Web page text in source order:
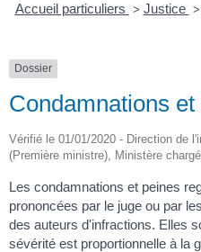
Accueil particuliers > Justice >
Dossier
Condamnations et
Vérifié le 01/01/2020 - Direction de
(Première ministre), Ministère
Les condamnations et peines
prononcées par le juge ou par
des auteurs d'infractions. Elles
sévérité est proportionnelle à la